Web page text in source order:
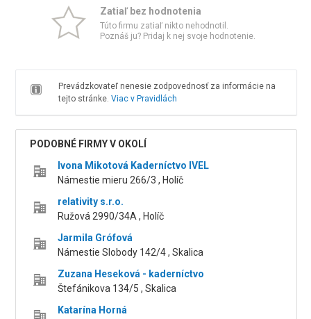
Zatiaľ bez hodnotenia
Túto firmu zatiaľ nikto nehodnotil.
Poznáš ju? Pridaj k nej svoje hodnotenie.
Prevádzkovateľ nenesie zodpovednosť za informácie na
tejto stránke. Viac v Pravidlách
PODOBNÉ FIRMY V OKOLÍ
Ivona Mikotová Kaderníctvo IVEL
Námestie mieru 266/3 , Holíč
relativity s.r.o.
Ružová 2990/34A , Holíč
Jarmila Grófová
Námestie Slobody 142/4 , Skalica
Zuzana Heseková - kaderníctvo
Štefánikova 134/5 , Skalica
Katarína Horná